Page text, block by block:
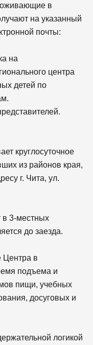
в
на указанный
почты:
на
центра
детей по
круглосуточное
из районов края,
г. Чита, ул.
в 3-местных
до заезда.
Центра в
подъема и
пищи, учебных
досуговых и
логикой